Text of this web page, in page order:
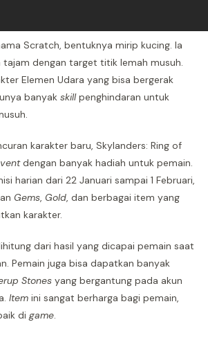
Scratch, bentuknya mirip kucing. Ia
dengan target titik lemah musuh.
Elemen Udara yang bisa bergerak
banyak skillpenghindaran untuk
karakter baru, Skylanders: Ring of
dengan banyak hadiah untuk pemain.
harian dari 22 Januari sampai 1 Februari,
Gems, Gold, dan berbagai item yang
karakter.
dari hasil yang dicapai pemain saat
Pemain juga bisa dapatkan banyak
Stones yang bergantung pada akun
Item ini sangat berharga bagi pemain,
di game.